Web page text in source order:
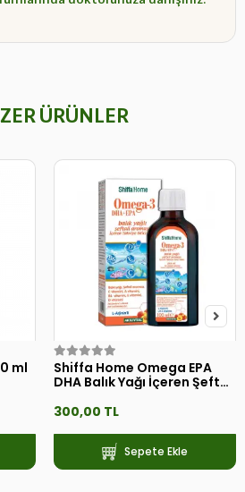
ÜRÜNLER
ml
Shiffa Home Omega EPA
DHA Balık Yağı İçeren Şeftali
300,00 TL
Sepete Ekle